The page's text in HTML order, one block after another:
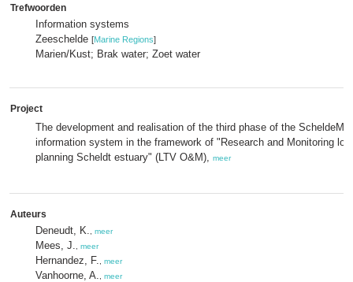
Trefwoorden
Information systems
Zeeschelde [Marine Regions]
Marien/Kust; Brak water; Zoet water
Project
The development and realisation of the third phase of the
information system in the framework of "Research and Monitoring
planning Scheldt estuary" (LTV O&M), meer
Auteurs
Deneudt, K. meer
Mees, J. meer
Hernandez, F. meer
Vanhoorne, A. meer